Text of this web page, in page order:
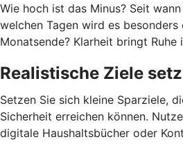
Wie hoch ist das Minus? Seit
welchen Tagen wird es besonders
Monatsende? Klarheit bringt Ruhe
Realistische Ziele
Setzen Sie sich kleine Sparziele,
Sicherheit erreichen können.
digitale Haushaltsbücher oder